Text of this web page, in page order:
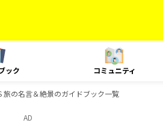
ック コミュニティ
の名言＆絶景のガイドブック一覧
AD